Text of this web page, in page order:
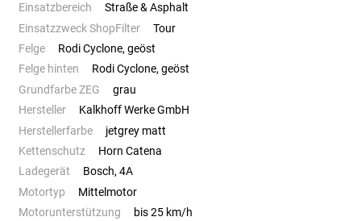
Einsatzbereich
Straße & Asphalt
Einsatzzweck ShopFilter
Tour
Felge
Rodi Cyclone, geöst
Felge hinten
Rodi Cyclone, geöst
Grundfarbe ZEG
grau
Hersteller
Kalkhoff Werke GmbH
Herstellerfarbe
jetgrey matt
Kettenschutz
Horn Catena
Ladegerät
Bosch, 4A
Motortyp
Mittelmotor
Motorunterstützung
bis 25 km/h